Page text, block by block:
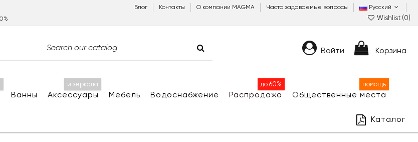
Блог Контакты О компании MAGMA Часто задаваемые вопросы Русский
Wishlist (0)
Войти Корзина
Ванны Аксессуары
и зеркала
Мебель Водоснабжение Распродажа
до 60%
Общественные места
помощь
Каталог